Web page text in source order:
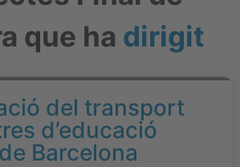
que ha dirigit
del transport
d’educació
Barcelona